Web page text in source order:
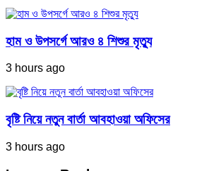
হাম ও উপসর্গে আরও ৪ শিশুর মৃত্যু
3 hours ago
বৃষ্টি নিয়ে নতুন বার্তা আবহাওয়া অফিসের
3 hours ago